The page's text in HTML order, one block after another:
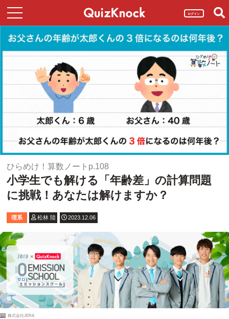
ログイン
ひらめけ！算数ノートp.108
小学生でも解ける「年齢差」の計算問題
に挑戦！あなたは解けますか？
理系 松林 陸 2023.12.06
PR 株式会社JERA